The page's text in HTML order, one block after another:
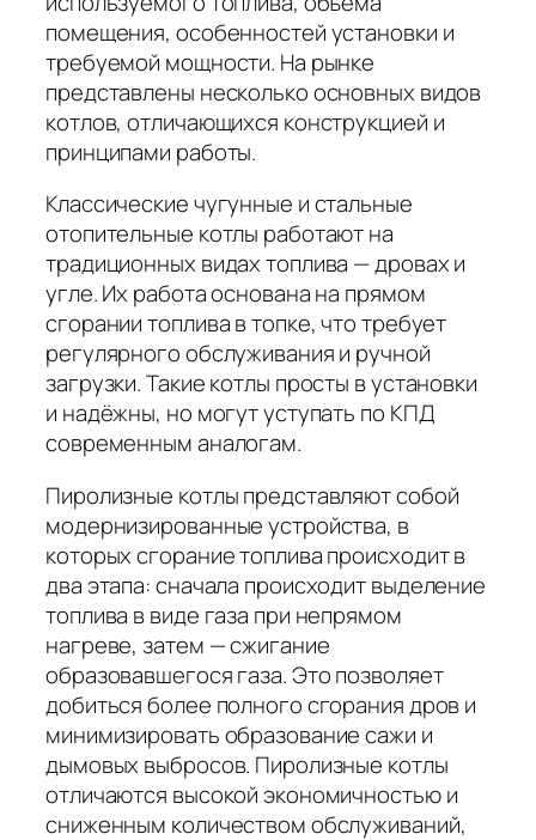
помещения, особенностей установки и
требуемой мощности. На рынке
представлены несколько основных видов
котлов, отличающихся конструкцией и
принципами работы.
Классические чугунные и стальные
отопительные котлы работают на
традиционных видах топлива — дровах и
угле. Их работа основана на прямом
сгорании топлива в топке, что требует
регулярного обслуживания и ручной
загрузки. Такие котлы просты в установки
и надёжны, но могут уступать по КПД
современным аналогам.
Пиролизные котлы представляют собой
модернизированные устройства, в
которых сгорание топлива происходит в
два этапа: сначала происходит выделение
топлива в виде газа при непрямом
нагреве, затем — сжигание
образовавшегося газа. Это позволяет
добиться более полного сгорания дров и
минимизировать образование сажи и
дымовых выбросов. Пиролизные котлы
отличаются высокой экономичностью и
сниженным количеством обслуживаний,